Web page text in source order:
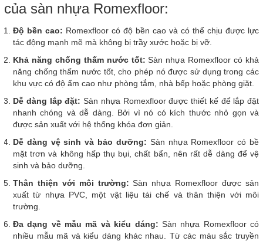
của sàn nhựa Romexfloor:
Độ bền cao: Romexfloor có độ bền cao và có thể chịu được lực
tác động mạnh mẽ mà không bị trầy xước hoặc bị vỡ.
Khả năng chống thấm nước tốt:Sàn nhựa Romexfloor có khả
năng chống thấm nước tốt, cho phép nó được sử dụng trong các
khu vực có độ ẩm cao như phòng tắm, nhà bếp hoặc phòng giặt.
Dễ dàng lắp đặt: Sàn nhựa Romexfloor được thiết kế để lắp đặt
nhanh chóng và dễ dàng. Bởi vì nó có kích thước nhỏ gọn và
được sản xuất với hệ thống khóa đơn giản.
Dễ dàng vệ sinh và bảo dưỡng: Sàn nhựa Romexfloor có bề
mặt trơn và không hấp thụ bụi, chất bẩn, nên rất dễ dàng để vệ
sinh và bảo dưỡng.
Thân thiện với môi trường: Sàn nhựa Romexfloor được sản
xuất từ nhựa PVC, một vật liệu tái chế và thân thiện với môi
trường.
Đa dạng về mẫu mã và kiểu dáng: Sàn nhựa Romexfloor có
nhiều mẫu mã và kiểu dáng khác nhau. Từ các màu sắc truyền